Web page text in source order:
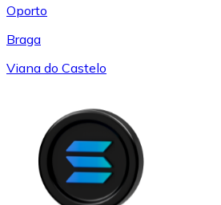
Oporto
Braga
Viana do Castelo